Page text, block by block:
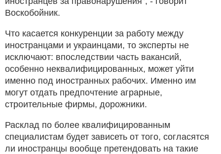
Воскобойник.
Что касается конкуренции за работу между
иностранцами и украинцами, то эксперты не
исключают: впоследствии часть вакансий,
особенно неквалифицированных, может уйти
именно под иностранных рабочих. Именно им
могут отдать предпочтение аграрные,
строительные фирмы, дорожники.
Расклад по более квалифицированным
специалистам будет зависеть от того, согласятся
ли иностранцы вообще претендовать на такие